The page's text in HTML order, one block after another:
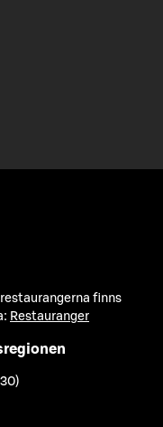
finns
Restauranger